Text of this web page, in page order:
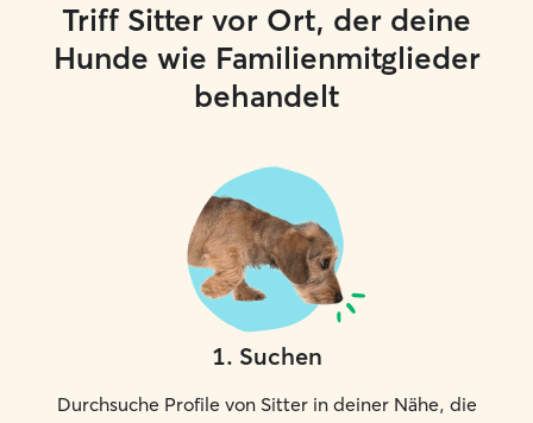
Triff Sitter vor Ort, der deine
Hunde wie Familienmitglieder
behandelt
1. Suchen
Durchsuche Profile von Sitter in deiner Nähe, die